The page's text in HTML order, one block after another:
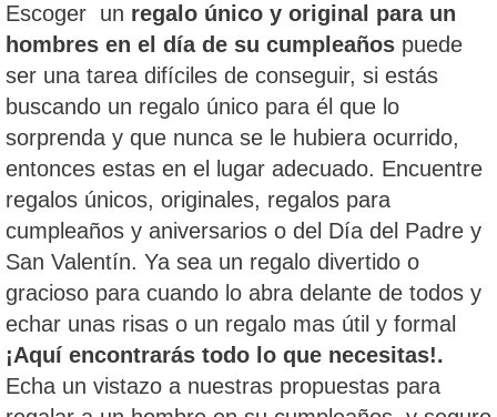
Escoger un regalo único y original para un
hombres en el día de su cumpleaños puede
ser una tarea difíciles de conseguir, si estás
buscando un regalo único para él que lo
sorprenda y que nunca se le hubiera ocurrido,
entonces estas en el lugar adecuado. Encuentre
regalos únicos, originales, regalos para
cumpleaños y aniversarios o del Día del Padre y
San Valentín. Ya sea un regalo divertido o
gracioso para cuando lo abra delante de todos y
echar unas risas o un regalo mas útil y formal
¡Aquí encontrarás todo lo que necesitas!.
Echa un vistazo a nuestras propuestas para